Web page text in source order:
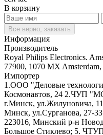
В корзину
Все верно, заказать
Информация
Производитель
Royal Philips Electronics.
77900, 1070 MX
Импортер
1.ООО "Деловые
Космонавтов, 24 2.ЧУП
г.Минск, ул.Жилуновича,
Минск, ул.Сурганова, 27-
223016, Минский р-н
Большое Стиклево; 5.